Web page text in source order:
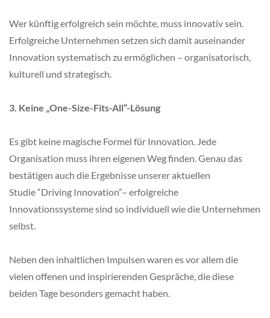
Wer künftig erfolgreich sein möchte, muss innovativ sein.
Erfolgreiche Unternehmen setzen sich damit auseinander
Innovation systematisch zu ermöglichen – organisatorisch,
kulturell und strategisch.
3. Keine „One-Size-Fits-All“-Lösung
Es gibt keine magische Formel für Innovation. Jede
Organisation muss ihren eigenen Weg finden. Genau das
bestätigen auch die Ergebnisse unserer aktuellen
Studie “Driving Innovation”– erfolgreiche
Innovationssysteme sind so individuell wie die Unternehmen
selbst.
Neben den inhaltlichen Impulsen waren es vor allem die
vielen offenen und inspirierenden Gespräche, die diese
beiden Tage besonders gemacht haben.